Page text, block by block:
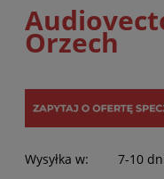
Orzech
Wysyłka w: 7-10